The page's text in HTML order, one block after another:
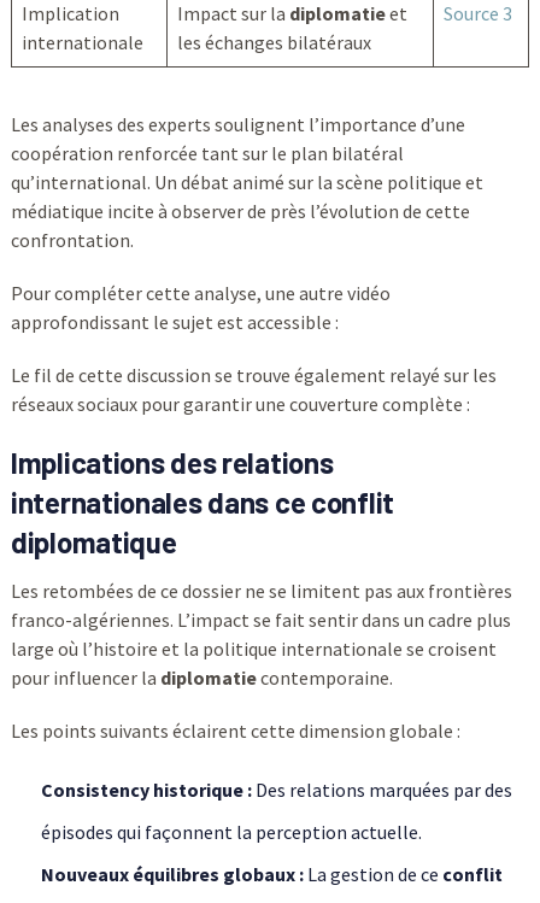
Implication
internationale
Impact sur la diplomatieet
les échanges bilatéraux
Source 3
Les analyses des experts soulignent l’importance d’une
coopération renforcée tant sur le plan bilatéral
qu’international. Un débat animé sur la scène politique et
médiatique incite à observer de près l’évolution de cette
confrontation.
Pour compléter cette analyse, une autre vidéo
approfondissant le sujet est accessible :
Le fil de cette discussion se trouve également relayé sur les
réseaux sociaux pour garantir une couverture complète :
Implications des relations
internationales dans ce conflit
diplomatique
Les retombées de ce dossier ne se limitent pas aux frontières
franco-algériennes. L’impact se fait sentir dans un cadre plus
large où l’histoire et la politique internationale se croisent
pour influencer la diplomatiecontemporaine.
Les points suivants éclairent cette dimension globale :
Consistency historique :Des relations marquées par des
épisodes qui façonnent la perception actuelle.
Nouveaux équilibres globaux :La gestion de ce conflit